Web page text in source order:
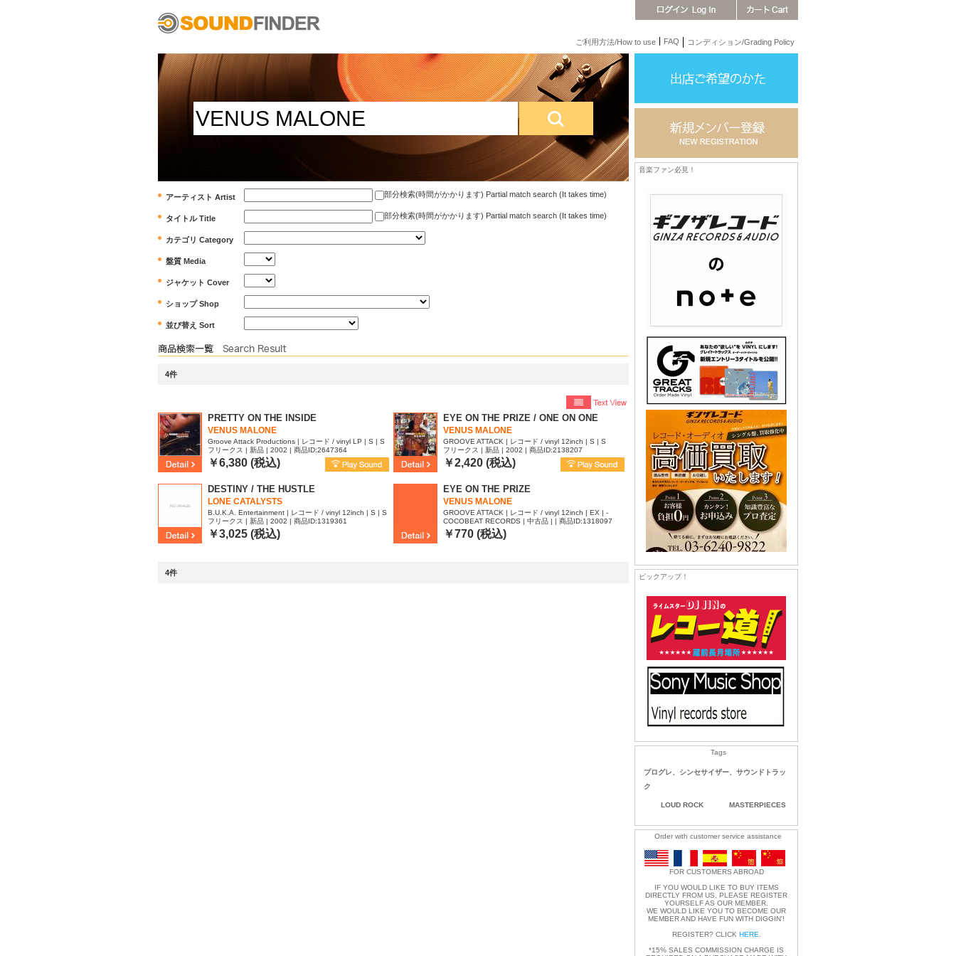
ご利用方法/How to use FAQ コンディション/Grading Policy
アーティスト Artist 部分検索(時間がかかります) Partial match search (It takes time)
タイトル Title 部分検索(時間がかかります) Partial match search (It takes time)
カテゴリ Category
盤質 Media
ジャケット Cover
ショップ Shop
並び替え Sort
4件
PRETTY ON THE INSIDE
VENUS MALONE
Groove Attack Productions | レコード / vinyl LP | S | S
フリークス | 新品 | 2002 | 商品ID:2647364
￥6,380 (税込)
EYE ON THE PRIZE / ONE ON ONE
VENUS MALONE
GROOVE ATTACK | レコード / vinyl 12inch | S | S
フリークス | 新品 | 2002 | 商品ID:2138207
￥2,420 (税込)
DESTINY / THE HUSTLE
LONE CATALYSTS
B.U.K.A. Entertainment | レコード / vinyl 12inch | S | S
フリークス | 新品 | 2002 | 商品ID:1319361
￥3,025 (税込)
EYE ON THE PRIZE
VENUS MALONE
GROOVE ATTACK | レコード / vinyl 12inch | EX | -
COCOBEAT RECORDS | 中古品 | | 商品ID:1318097
￥770 (税込)
4件
音楽ファン必見！
ピックアップ！
Tags
プログレ、シンセサイザー、サウンドトラッ
ク
LOUD ROCK MASTERPIECES
Order with customer service assistance
FOR CUSTOMERS ABROAD
IF YOU WOULD LIKE TO BUY ITEMS
DIRECTLY FROM US, PLEASE REGISTER
YOURSELF AS OUR MEMBER.
WE WOULD LIKE YOU TO BECOME OUR
MEMBER AND HAVE FUN WITH DIGGIN'!
REGISTER? CLICK HERE
*15% SALES COMMISSION CHARGE IS